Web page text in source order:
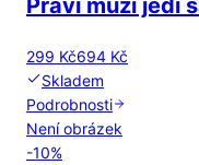
Praví muži jedí
299 Kč694 Kč
Skladem
Podrobnosti
Není obrázek
-10%